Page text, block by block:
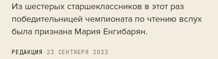
Из шестерых старшеклассников в этот раз
победительницей чемпионата по чтению вслух
была признана Мария Енгибарян.
РЕДАКЦИЯ · 23 СЕНТЯБРЯ 2023